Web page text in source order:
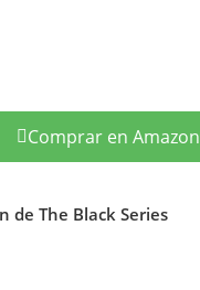
Comprar en Amazon
de The Black Series